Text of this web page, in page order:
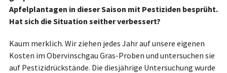
Apfelplantagen in dieser Saison mit Pestiziden besprüht.
Hat sich die Situation seither verbessert?
Kaum merklich. Wir ziehen jedes Jahr auf unsere eigenen
Kosten im Obervinschgau Gras-Proben und untersuchen sie
auf Pestizidrückstände. Die diesjährige Untersuchung wurde